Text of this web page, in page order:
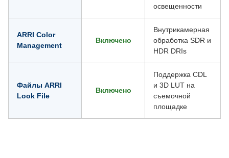
освещенности
ARRI Color
Management
Включено
Внутрикамерная
обработка SDR и
HDR DRIs
Файлы ARRI
Look File
Включено
Поддержка CDL
и 3D LUT на
съемочной
площадке